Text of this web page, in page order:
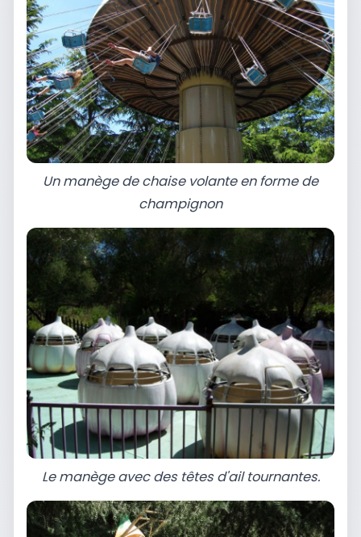
Un manège de chaise volante en forme de
champignon
Le manège avec des têtes d'ail tournantes.